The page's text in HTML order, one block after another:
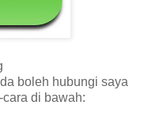
boleh hubungi saya
di bawah: